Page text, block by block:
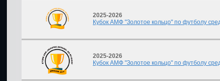
2025-2026
Кубок АМФ "Золотое кольцо" по футболу
2025-2026
Кубок АМФ "Золотое кольцо" по футболу